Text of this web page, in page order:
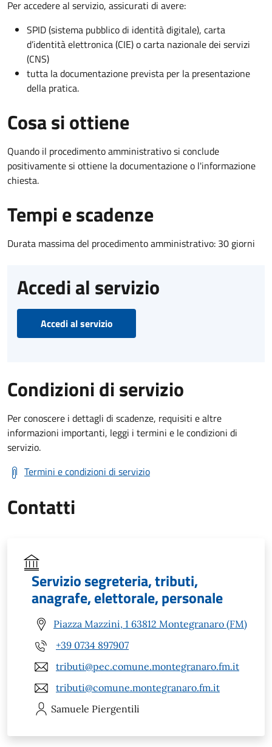
Per accedere al servizio, assicurati di avere:
SPID (sistema pubblico di identità digitale), carta
d’identità elettronica (CIE) o carta nazionale dei servizi
(CNS)
tutta la documentazione prevista per la presentazione
della pratica.
Cosa si ottiene
Quando il procedimento amministrativo si conclude
positivamente si ottiene la documentazione o l'informazione
chiesta.
Tempi e scadenze
Durata massima del procedimento amministrativo: 30 giorni
Accedi al servizio
Accedi al servizio
Condizioni di servizio
Per conoscere i dettagli di scadenze, requisiti e altre
informazioni importanti, leggi i termini e le condizioni di
servizio.
Termini e condizioni di servizio
Contatti
Servizio segreteria, tributi,
anagrafe, elettorale, personale
Piazza Mazzini, 1 63812 Montegranaro (FM)
+39 0734 897907
tributi@pec.comune.montegranaro.fm.it
tributi@comune.montegranaro.fm.it
Samuele Piergentili